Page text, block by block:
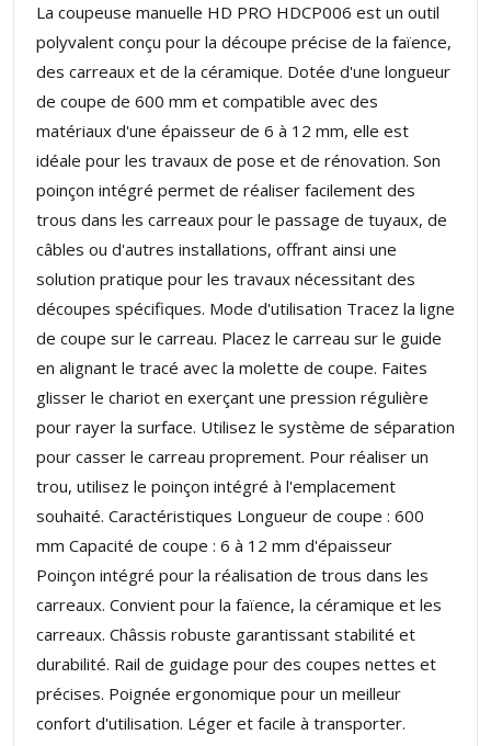
La coupeuse manuelle HD PRO HDCP006 est un outil
polyvalent conçu pour la découpe précise de la faïence,
des carreaux et de la céramique. Dotée d'une longueur
de coupe de 600 mm et compatible avec des
matériaux d'une épaisseur de 6 à 12 mm, elle est
idéale pour les travaux de pose et de rénovation. Son
poinçon intégré permet de réaliser facilement des
trous dans les carreaux pour le passage de tuyaux, de
câbles ou d'autres installations, offrant ainsi une
solution pratique pour les travaux nécessitant des
découpes spécifiques. Mode d'utilisation Tracez la ligne
de coupe sur le carreau. Placez le carreau sur le guide
en alignant le tracé avec la molette de coupe. Faites
glisser le chariot en exerçant une pression régulière
pour rayer la surface. Utilisez le système de séparation
pour casser le carreau proprement. Pour réaliser un
trou, utilisez le poinçon intégré à l'emplacement
souhaité. Caractéristiques Longueur de coupe : 600
mm Capacité de coupe : 6 à 12 mm d'épaisseur
Poinçon intégré pour la réalisation de trous dans les
carreaux. Convient pour la faïence, la céramique et les
carreaux. Châssis robuste garantissant stabilité et
durabilité. Rail de guidage pour des coupes nettes et
précises. Poignée ergonomique pour un meilleur
confort d'utilisation. Léger et facile à transporter.